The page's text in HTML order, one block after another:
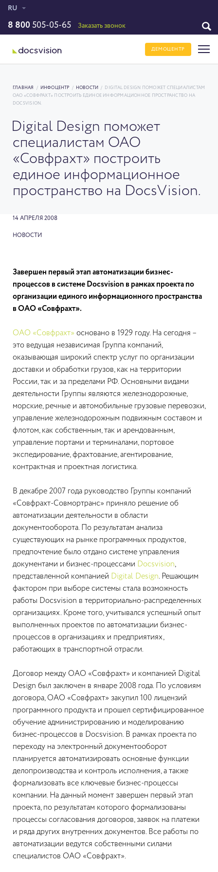
RU
8 800 505-05-65 Заказать звонок
ДЕМОЦЕНТР
ГЛАВНАЯ / ИНФОЦЕНТР / НОВОСТИ /
DIGITAL DESIGN ПОМОЖЕТ СПЕЦИАЛИСТАМ
ОАО «СОВФРАХТ» ПОСТРОИТЬ ЕДИНОЕ ИНФОРМАЦИОННОЕ ПРОСТРАНСТВО НА
DOCSVISION.
Digital Design поможет
специалистам ОАО
«Совфрахт» построить
единое информационное
пространство на DocsVision.
14 АПРЕЛЯ 2008
НОВОСТИ
Завершен первый этап автоматизации бизнес-
процессов в системе Docsvision в рамках проекта по
организации единого информационного пространства
в ОАО «Совфрахт».
ОАО «Совфрахт» основано в 1929 году. На сегодня –
это ведущая независимая Группа компаний,
оказывающая широкий спектр услуг по организации
доставки и обработки грузов, как на территории
России, так и за пределами РФ. Основными видами
деятельности Группы являются железнодорожные,
морские, речные и автомобильные грузовые перевозки,
управление железнодорожным подвижным составом и
флотом, как собственным, так и арендованным,
управление портами и терминалами, портовое
экспедирование, фрахтование, агентирование,
контрактная и проектная логистика.
В декабре 2007 года руководство Группы компаний
«Совфрахт-Совмортранс» приняло решение об
автоматизации деятельности в области
документооборота. По результатам анализа
существующих на рынке программных продуктов,
предпочтение было отдано системе управления
документами и бизнес-процессами Docsvision,
представленной компанией Digital Design. Решающим
фактором при выборе системы стала возможность
работы Docsvision в территориально-распределенных
организациях. Кроме того, учитывался успешный опыт
выполненных проектов по автоматизации бизнес-
процессов в организациях и предприятиях,
работающих в транспортной отрасли.
Договор между ОАО «Совфрахт» и компанией Digital
Design был заключен в январе 2008 года. По условиям
договора, ОАО «Совфрахт» закупил 100 лицензий
программного продукта и прошел сертифицированное
обучение администрированию и моделированию
бизнес-процессов в Docsvision. В рамках проекта по
переходу на электронный документооборот
планируется автоматизировать основные функции
делопроизводства и контроль исполнения, а также
формализовать все ключевые бизнес-процессы
компании. На данный момент завершен первый этап
проекта, по результатам которого формализованы
процессы согласования договоров, заявок на платежи
и ряда других внутренних документов. Все работы по
автоматизации ведутся собственными силами
специалистов ОАО «Совфрахт».